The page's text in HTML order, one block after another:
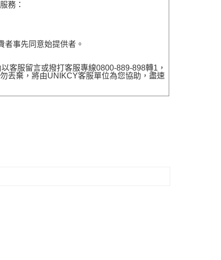
務：
事先同意始提供者。
客服留言或撥打客服專線0800-889-898轉1，
丟棄，將由UNIKCY客服單位為您協助，盡速